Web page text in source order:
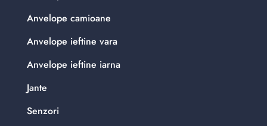
Anvelope camioane
Anvelope ieftine vara
Anvelope ieftine iarna
Jante
Senzori